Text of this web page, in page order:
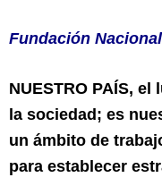
Fundación Nacional
NUESTRO PAÍS,
la sociedad; es
un ámbito de
para establecer